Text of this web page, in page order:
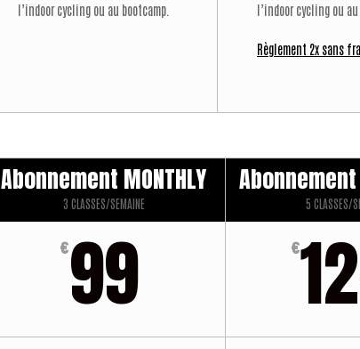
l’indoor cycling ou au bootcamp.
l’indoor cycling ou au
Règlement 2x sans
Abonnement MONTHLY
3 CLASSES/SEMAINE
€99
Abonnement
5 CLASSES/
€